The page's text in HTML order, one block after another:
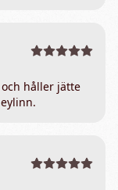
håller jätte